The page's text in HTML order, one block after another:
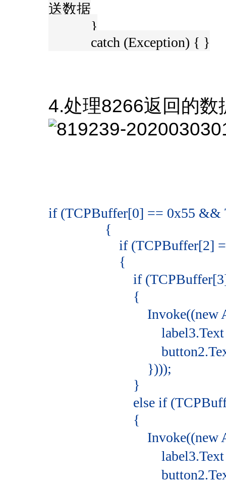
送数据
}
catch (Exception) { }
4.处理8266返回的数
if (TCPBuffer[0] == 0x55 &&
{
if (TCPBuffer[2] ==
{
if (TCPBuffer[3] ==
{
Invoke((new
label3.Text = "
button2.Text =
})));
}
else if (TCPBuffer[3]
{
Invoke((new
label3.Text = "
button2.Text =